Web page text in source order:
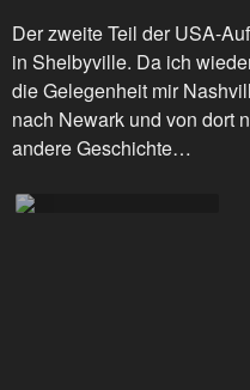
Der zweite Teil der USA-
in Shelbyville. Da ich
die Gelegenheit mir
nach Newark und von dort
andere Geschichte…